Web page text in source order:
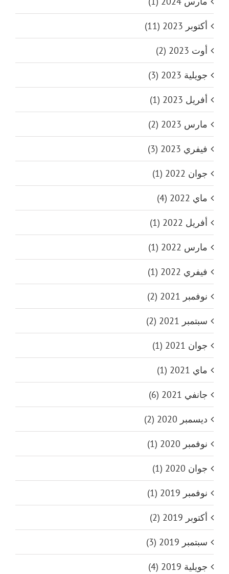
أكتوبر 2023 (11)
أوت 2023 (2)
جويلية 2023 (3)
أفريل 2023 (1)
مارس 2023 (2)
فيفري 2023 (3)
جوان 2022 (1)
ماي 2022 (4)
أفريل 2022 (1)
مارس 2022 (1)
فيفري 2022 (1)
نوفمبر 2021 (2)
سبتمبر 2021 (2)
جوان 2021 (1)
ماي 2021 (1)
جانفي 2021 (6)
ديسمبر 2020 (2)
نوفمبر 2020 (1)
جوان 2020 (1)
نوفمبر 2019 (1)
أكتوبر 2019 (2)
سبتمبر 2019 (3)
جويلية 2019 (4)